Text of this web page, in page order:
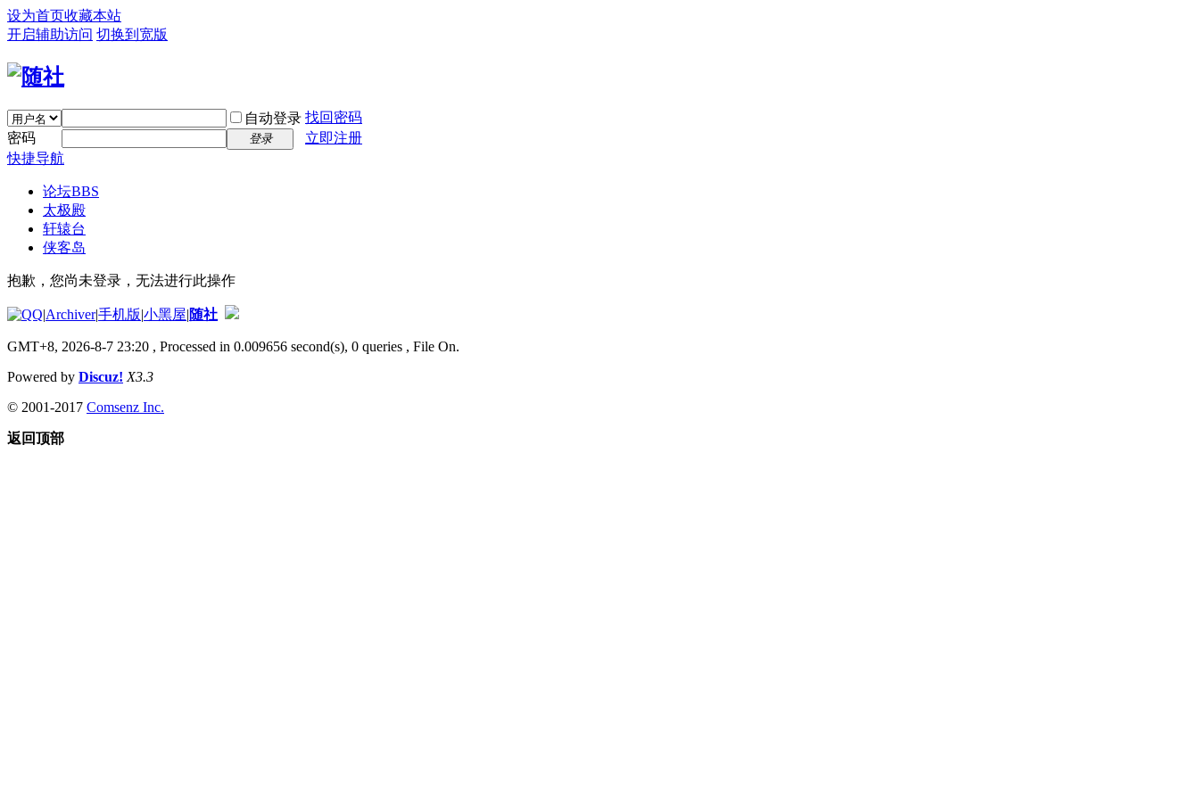
设为首页收藏本站
开启辅助访问 切换到宽版
自动登录 找回密码
密码
登录
立即注册
快捷导航
论坛BBS
太极殿
轩辕台
侠客岛
抱歉，您尚未登录，无法进行此操作
|Archiver|手机版|小黑屋|随社
GMT+8, 2026-8-7 23:20 , Processed in 0.009656 second(s), 0 queries , File On.
Powered by Discuz! X3.3
© 2001-2017 Comsenz Inc.
返回顶部